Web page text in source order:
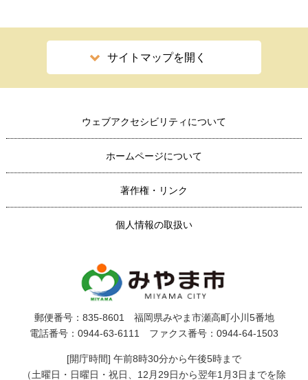
サイトマップを開く
ウェブアクセシビリティについて
ホームページについて
著作権・リンク
個人情報の取扱い
郵便番号：835-8601 福岡県みやま市瀬高町小川5番地
電話番号：0944-63-6111 ファクス番号：0944-64-1503
[開庁時間] 午前8時30分から午後5時まで
（土曜日・日曜日・祝日、12月29日から翌年1月3日までを除